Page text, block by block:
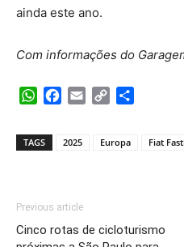
ainda este ano.
Com informações do
WhatsApp
Facebook
Email Copy
TAGS 2025 Europa Fiat
Previous article
Cinco rotas de cicloturismo